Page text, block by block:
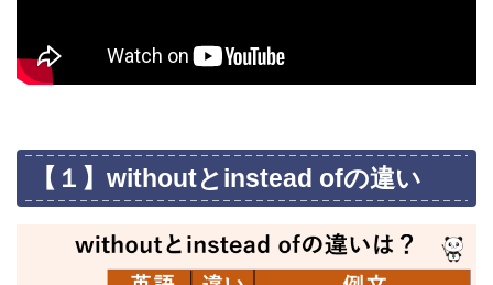
【１】withoutとinstead ofの違い